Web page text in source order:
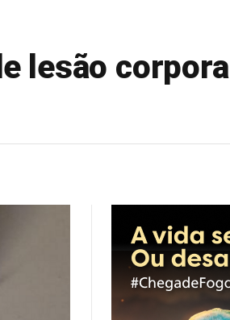
lesão corporal